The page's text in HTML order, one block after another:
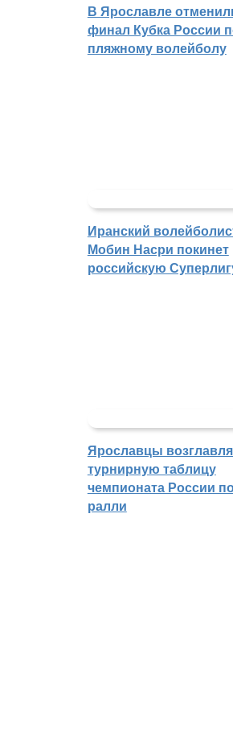
В Ярославле
финал Кубка России
пляжному волейболу
Иранский
Мобин Насри покинет
российскую
Ярославцы
турнирную таблицу
чемпионата России
ралли